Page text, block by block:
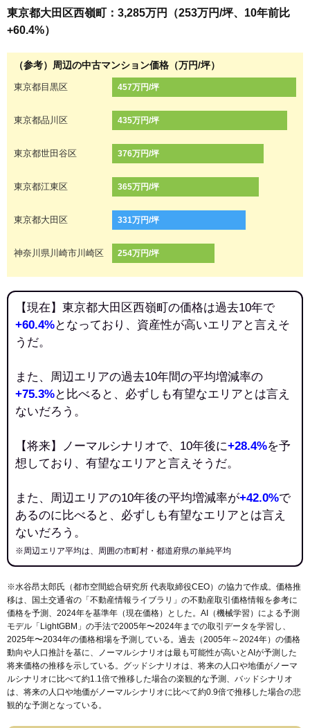
東京都大田区西嶺町：3,285万円（253万円/坪、10年前比
+60.4%）
（参考）周辺の中古マンション価格（万円/坪）
東京都目黒区 457万円/坪
東京都品川区 435万円/坪
東京都世田谷区 376万円/坪
東京都江東区 365万円/坪
東京都大田区 331万円/坪
神奈川県川崎市川崎区 254万円/坪
【現在】東京都大田区西嶺町の価格は過去10年で
+60.4%となっており、資産性が高いエリアと言えそ
うだ。
また、周辺エリアの過去10年間の平均増減率の
+75.3%と比べると、必ずしも有望なエリアとは言え
ないだろう。
【将来】ノーマルシナリオで、10年後に+28.4%を予
想しており、有望なエリアと言えそうだ。
また、周辺エリアの10年後の平均増減率が+42.0%で
あるのに比べると、必ずしも有望なエリアとは言え
ないだろう。
※周辺エリア平均は、周囲の市町村・都道府県の単純平均
※水谷昂太郎氏（都市空間総合研究所 代表取締役CEO）の協力で作成。価格推
移は、国土交通省の「 不動産情報ライブラリ 」の不動産取引価格情報を参考に
価格を予測、2024年を基準年（現在価格）とした。AI（機械学習）による予測
モデル「LightGBM」の手法で2005年〜2024年までの取引データを学習し、
2025年〜2034年の価格相場を予測している。過去（2005年～2024年）の価格
動向や人口推計を基に、ノーマルシナリオは最も可能性が高いとAIが予測した
将来価格の推移を示している。グッドシナリオは、将来の人口や地価がノーマ
ルシナリオに比べて約1.1倍で推移した場合の楽観的な予測、バッドシナリオ
は、将来の人口や地価がノーマルシナリオに比べて約0.9倍で推移した場合の悲
観的な予測となっている。